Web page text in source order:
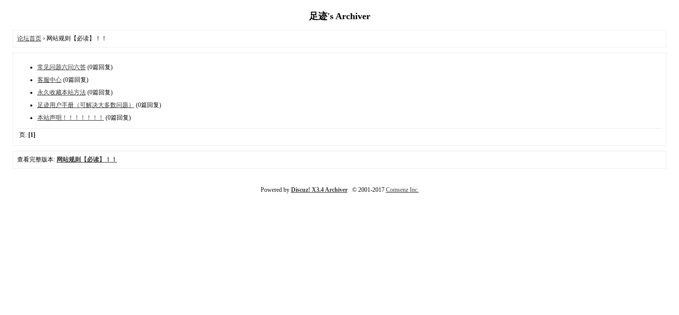
足迹's Archiver
论坛首页› 网站规则【必读】！！
常见问题六问六答(0篇回复)
客服中心(0篇回复)
永久收藏本站方法(0篇回复)
足迹用户手册（可解决大多数问题）
(0篇回复)
本站声明！！！！！！！ (0篇回复)
页: [1]
查看完整版本: 网站规则【必读】！！
Powered by Discuz! X3.4 Archiver© 2001-2017 Comsenz Inc.